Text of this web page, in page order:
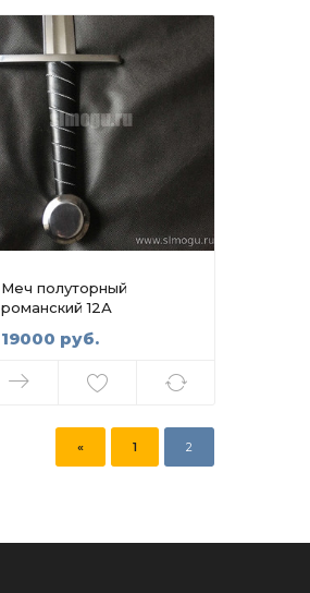
Меч полуторный
романский 12А
19000 руб.
« 1 2